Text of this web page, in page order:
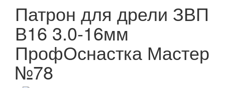
Патрон для дрели ЗВП
В16 3.0-16мм
ПрофОснастка Мастер
№78